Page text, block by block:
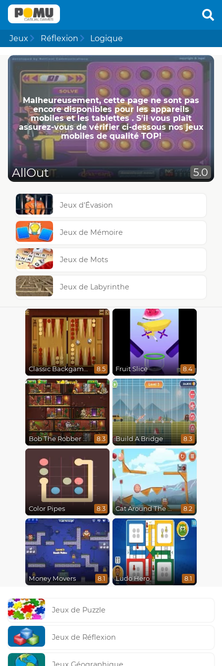
Jeux Réflexion Logique
Malheureusement, cette page ne ​​sont pas
encore disponibles pour les appareils
mobiles et les tablettes . S'il vous plaît
assurez-vous de vérifier ci-dessous nos jeux
mobiles de qualité TOP!
AllOut 5.0
Jeux d'Évasion
Jeux de Mémoire
Jeux de Mots
Jeux de Labyrinthe
Classic Backgammon 8.5 Fruit Slice 8.4
Bob The Robber 5 The Temple Adventure 8.3 Build A Bridge 8.3
Color Pipes 8.3 Cat Around The World 8.2
Money Movers 8.1 Ludo Hero 8.1
Jeux de Puzzle
Jeux de Réflexion